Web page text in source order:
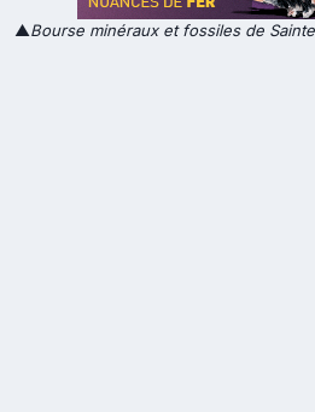
▲Bourse minéraux et fossiles de